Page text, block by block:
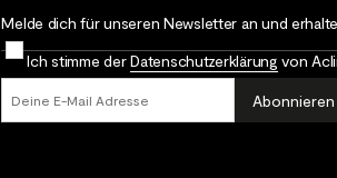
Melde dich für unseren Newsletter an und
Ich stimme derDatenschutz­erklärung von
Abonnieren